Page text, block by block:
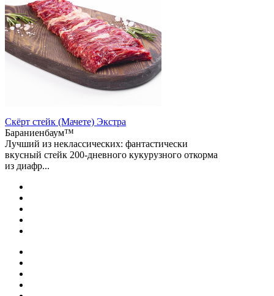
Скёрт стейк (Мачете) Экстра
Бараниенбаум™
Лучший из неклассических: фантастически
вкусный стейк 200-дневного кукурузного откорма
из диафр...